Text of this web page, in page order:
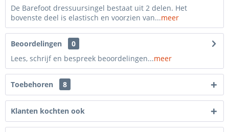
De Barefoot dressuursingel bestaat uit 2 delen. Het
bovenste deel is elastisch en voorzien van...meer
Beoordelingen
0
Lees, schrijf en bespreek beoordelingen...meer
Toebehoren 8
Klanten kochten ook